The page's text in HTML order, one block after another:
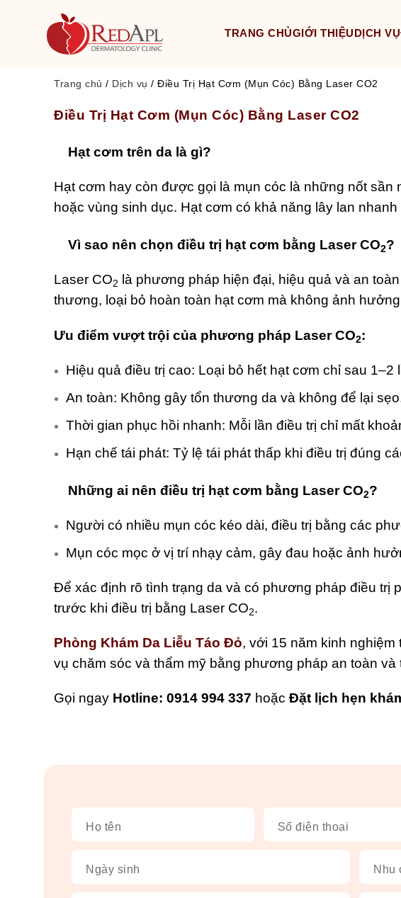
TRANG CHỦGIỚI THIỆU DỊCH VỤ
Trang chủ / Dịch vụ / Điều Trị Hạt Cơm (Mụn Cóc) Bằng Laser CO2
Điều Trị Hạt Cơm (Mụn Cóc) Bằng Laser CO2
Hạt cơm trên da là gì?
Hạt cơm hay còn được gọi là mụn cóc là những nốt
hoặc vùng sinh dục. Hạt cơm có khả năng lây lan
Vì sao nên chọn điều trị hạt cơm bằng Laser CO2?
Laser CO2
là phương pháp hiện đại, hiệu quả và an
thương, loại bỏ hoàn toàn hạt cơm mà không ảnh
Ưu điểm vượt trội của phương pháp Laser CO2:
Hiệu quả điều trị cao: Loại bỏ hết hạt cơm chỉ sau 1–2
An toàn: Không gây tổn thương da và không để lại
Thời gian phục hồi nhanh: Mỗi lần điều trị chỉ mất
Hạn chế tái phát: Tỷ lệ tái phát thấp khi điều trị đúng
Những ai nên điều trị hạt cơm bằng Laser CO2?
Người có nhiều mụn cóc kéo dài, điều trị bằng các
Mụn cóc mọc ở vị trí nhạy cảm, gây đau hoặc ảnh
Để xác định rõ tình trạng da và có phương pháp điều trị
trước khi điều trị bằng Laser CO2.
Phòng Khám Da Liễu Táo Đỏ, với 15 năm kinh
vụ chăm sóc và thẩm mỹ bằng phương pháp an toàn
Gọi ngay Hotline: 0914 994 337 hoặc Đặt lịch hẹn
Họ tên Số điện thoại
Ngày sinh Nhu